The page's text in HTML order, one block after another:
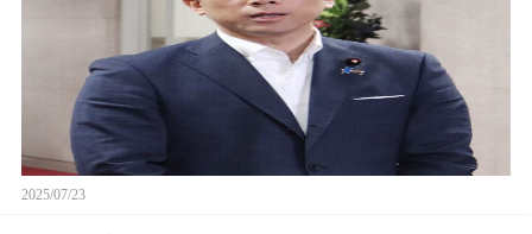
2025/07/23